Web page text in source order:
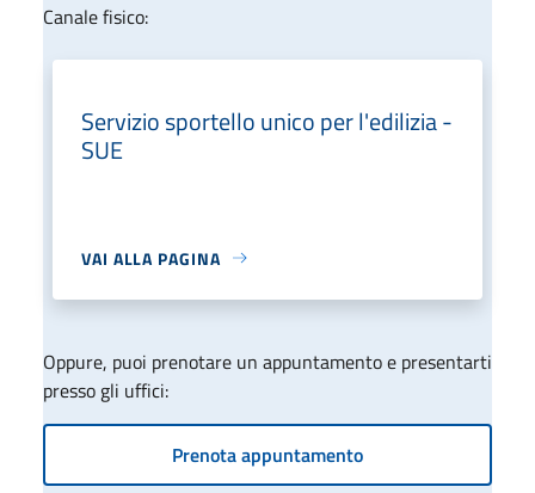
Canale fisico:
Servizio sportello unico per l'edilizia -
SUE
VAI ALLA PAGINA
Oppure, puoi prenotare un appuntamento e presentarti
presso gli uffici:
Prenota appuntamento